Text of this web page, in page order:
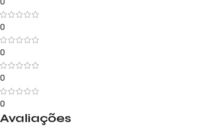
0
0
0
0
Avaliações